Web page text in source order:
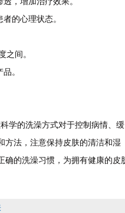
的心理状态。
间。
。
学的洗澡方式对于控制病情、缓
方法，注意保持皮肤的清洁和湿
确的洗澡习惯，为拥有健康的皮